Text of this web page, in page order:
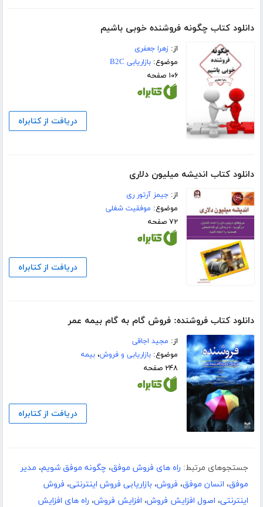
دانلود کتاب چگونه فروشنده خوبی باشیم
از:زهرا جعفری
موضوع:بازاریابی B2C
۱۰۶ صفحه
دریافت از کتابراه
دانلود کتاب اندیشه میلیون دلاری
از:جیمز آرتور ری
موضوع: موفقیت شغلی
۷۲ صفحه
دریافت از کتابراه
دانلود کتاب فروشنده: فروش گام به گام بیمه عمر
از: مجید اجاقی
موضوع:بازاریابی و فروش،بیمه
۲۴۸ صفحه
دریافت از کتابراه
جستجوهای مرتبط: راه های فروش موفق، چگونه موفق شویم، مدیر
موفق، انسان موفق، فروش، بازاریابی فروش اینترنتی، فروش
اینترنتی، اصول افزایش فروش، افزایش فروش، راه های افزایش